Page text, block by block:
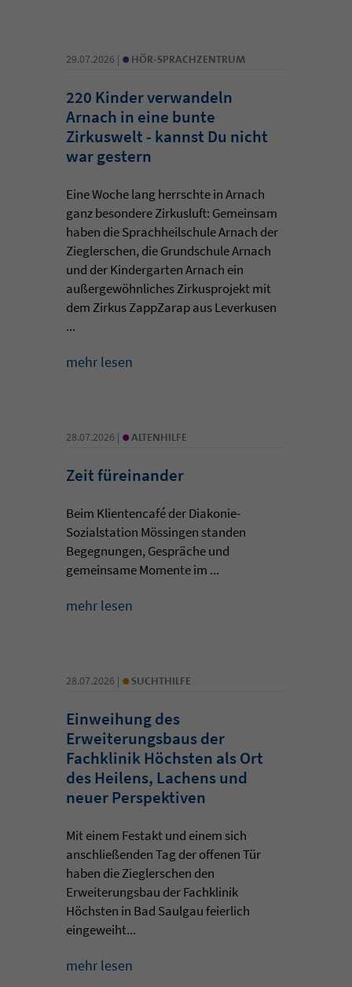
29.07.2026 | • HÖR-SPRACHZENTRUM
220 Kinder verwandeln
Arnach in eine bunte
Zirkuswelt - kannst Du nicht
war gestern
Eine Woche lang herrschte in Arnach
ganz besondere Zirkusluft: Gemeinsam
haben die Sprachheilschule Arnach der
Zieglerschen, die Grundschule Arnach
und der Kindergarten Arnach ein
außergewöhnliches Zirkusprojekt mit
dem Zirkus ZappZarap aus Leverkusen
...
mehr lesen
28.07.2026 | • ALTENHILFE
Zeit füreinander
Beim Klientencafé der Diakonie-
Sozialstation Mössingen standen
Begegnungen, Gespräche und
gemeinsame Momente im ...
mehr lesen
28.07.2026 | • SUCHTHILFE
Einweihung des
Erweiterungsbaus der
Fachklinik Höchsten als Ort
des Heilens, Lachens und
neuer Perspektiven
Mit einem Festakt und einem sich
anschließenden Tag der offenen Tür
haben die Zieglerschen den
Erweiterungsbau der Fachklinik
Höchsten in Bad Saulgau feierlich
eingeweiht...
mehr lesen